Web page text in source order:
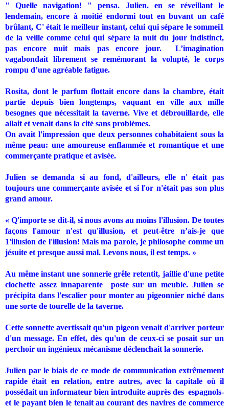
" Quelle navigation! " pensa. Julien. en se réveillant le
lendemain, encore à moitié endormi tout en buvant un café
brûlant, C' était le meilleur instant, celui qui sépare le sommei1
de la veille comme celui qui sépare la nuit du jour indistinct,
pas encore nuit mais pas encore jour.
L’imagination
vagabondait librement se remémorant la volupté, le corps
rompu d’une agréable fatigue.
Rosita, dont le parfum flottait encore dans la chambre, était
partie depuis bien longtemps, vaquant en ville aux mille
besognes que nécessitait la taverne. Vive et débrouillarde, elle
allait et venait dans la cité sans problèmes.
On avait l'impression que deux personnes cohabitaient sous la
même peau: une amoureuse enflammée et romantique et une
commerçante pratique et avisée.
Julien se demanda si au fond, d'ailleurs, elle n' était pas
toujours une commerçante avisée et si l'or n'était pas son plus
grand amour.
« Q'importe se dit-il, si nous avons au moins l'illusion. De toutes
façons l'amour n'est qu'illusion, et peut-être n’ais-je que
1'illusion de l'illusion! Mais ma parole, je philosophe comme un
jésuite et presque aussi mal. Levons nous, il est temps. »
Au même instant une sonnerie grêle retentit, jaillie d'une petite
clochette assez innaparente
poste sur un meuble. Julien se
précipita dans l'escalier pour monter au pigeonnier niché dans
une sorte de tourelle de la taverne.
Cette sonnette avertissait qu'un pigeon venait d'arriver porteur
d'un message. En effet, dès qu'un de ceux-ci se posait sur un
perchoir un ingénieux mécanisme déclenchait la sonnerie.
Julien par le biais de ce mode de communication extrêmement
rapide était en relation, entre autres, avec la capitale où il
possédait un informateur bien introduite auprès des espagnols-
et le payant bien le tenait au courant des navires de commerce